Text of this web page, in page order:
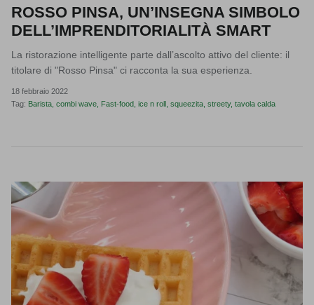
ROSSO PINSA, UN’INSEGNA SIMBOLO
DELL’IMPRENDITORIALITÀ SMART
La ristorazione intelligente parte dall’ascolto attivo del cliente: il
titolare di "Rosso Pinsa" ci racconta la sua esperienza.
18 febbraio 2022
Tag: Barista combi wave Fast-food ice n roll squeezita streety tavola calda